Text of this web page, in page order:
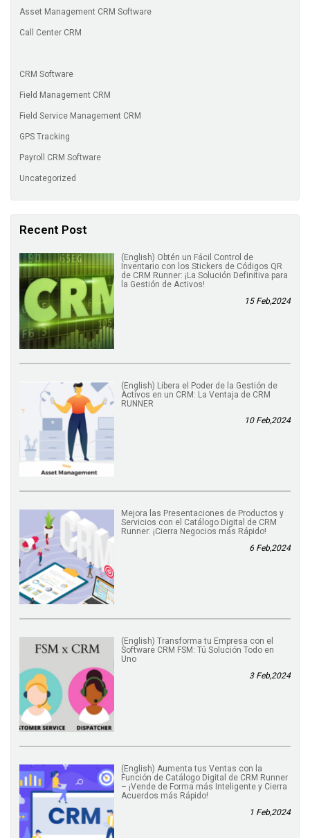
Asset Management CRM Software
Call Center CRM
CRM Software
Field Management CRM
Field Service Management CRM
GPS Tracking
Payroll CRM Software
Uncategorized
Recent Post
(English) Obtén un Fácil Control de
Inventario con los Stickers de Códigos QR
de CRM Runner: ¡La Solución Definitiva para
la Gestión de Activos!
15 Feb,2024
(English) Libera el Poder de la Gestión de
Activos en un CRM: La Ventaja de CRM
RUNNER
10 Feb,2024
Mejora las Presentaciones de Productos y
Servicios con el Catálogo Digital de CRM
Runner: ¡Cierra Negocios más Rápido!
6 Feb,2024
(English) Transforma tu Empresa con el
Software CRM FSM: Tú Solución Todo en
Uno
3 Feb,2024
(English) Aumenta tus Ventas con la
Función de Catálogo Digital de CRM Runner
– ¡Vende de Forma más Inteligente y Cierra
Acuerdos más Rápido!
1 Feb,2024